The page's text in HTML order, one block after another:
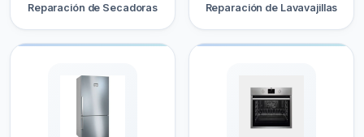
Reparación de Secadoras Reparación de Lavavajillas